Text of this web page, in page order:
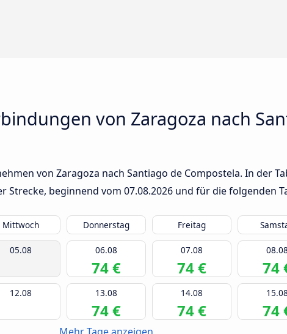
von Zaragoza nach
von Zaragoza nach Santiago de Compostela. In der
Strecke, beginnend vom 07.08.2026 und für die folgenden
Mittwoch Donnerstag Freitag
05.08 06.08
74 €
07.08
74 €
08.08
74
12.08 13.08
74 €
14.08
74 €
15.08
74